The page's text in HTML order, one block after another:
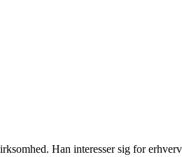
Han interesser sig for